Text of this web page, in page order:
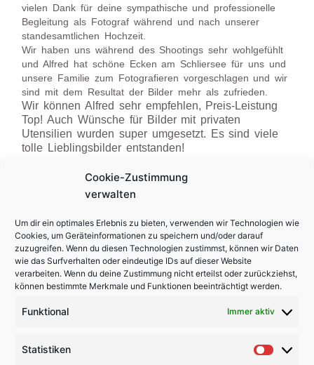
Cookie-Zustimmung
verwalten
Um dir ein optimales Erlebnis zu bieten, verwenden wir Technologien wie
Cookies, um Geräteinformationen zu speichern und/oder darauf
zuzugreifen. Wenn du diesen Technologien zustimmst, können wir Daten
wie das Surfverhalten oder eindeutige IDs auf dieser Website
verarbeiten. Wenn du deine Zustimmung nicht erteilst oder zurückziehst,
können bestimmte Merkmale und Funktionen beeinträchtigt werden.
Funktional Immer aktiv
Statistiken
vielen Dank für deine sympathische und professionelle
Begleitung als Fotograf während und nach unserer
standesamtlichen Hochzeit.
Wir haben uns während des Shootings sehr wohlgefühlt
und Alfred hat schöne Ecken am Schliersee für uns und
unsere Familie zum Fotografieren vorgeschlagen und wir
sind mit dem Resultat der Bilder mehr als zufrieden.
Wir können Alfred sehr empfehlen, Preis-Leistung
Top! Auch Wünsche für Bilder mit privaten
Utensilien wurden super umgesetzt. Es sind viele
tolle Lieblingsbilder entstanden!
Herzlichen Dank und alles Liebe für deine Zukunft
senden Martin und Carolin.
Zurück
VORIGER
Nadine & Stefan
NÄCHSTER
Josephine & Andreas